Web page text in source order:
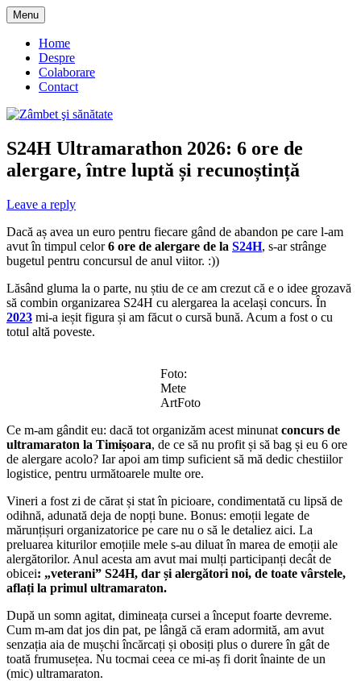
Skip
to
content
Zâmbet şi sănătate
Menu
Home
Despre
Colaborare
Contact
S24H Ultramarathon 2026: 6 ore de
alergare, între luptă și recunoștință
Leave a reply
Dacă aș avea un euro pentru fiecare gând de abandon pe care l-am
avut în timpul celor6 ore de alergare de la S24H, s-ar strânge
bugetul pentru concursul de anul viitor. :))
Lăsând gluma la o parte, nu știu de ce am crezut că e o idee grozavă
să combin organizarea S24H cu alergarea la același concurs. În
2023 mi-a ieșit figura și am făcut o cursă bună. Acum a fost o cu
totul altă poveste.
Foto:
Mete
ArtFoto
Ce m-am gândit eu: dacă tot organizăm acest minunat concurs de
ultramaraton la Timișoara, de ce să nu profit și să bag și eu 6 ore
de alergare acolo? Iar apoi am timp suficient să mă dedic chestiilor
logistice, pentru următoarele multe ore.
Vineri a fost zi de cărat și stat în picioare, condimentată cu lipsă de
odihnă, adunată deja de nopți bune. Bonus: emoții legate de
mărunțișuri organizatorice pe care nu o să le detaliez aici. La
preluarea kiturilor emoțiile mele s-au diluat în marea de emoții ale
alergătorilor. Anul acesta am avut mai mulți participanți decât de
obicei: „veterani” S24H, dar și alergători noi, de toate vârstele,
aflați la primul ultramaraton.
După un somn agitat, dimineața cursei a început foarte devreme.
Cum m-am dat jos din pat, pe lângă că eram adormită, am avut
senzația aia de mușchi încărcați și obosiți plus o durere în gât de
toată frumusețea. Nu tocmai ceea ce mi-aș fi dorit înainte de un
(mic) ultramaraton.